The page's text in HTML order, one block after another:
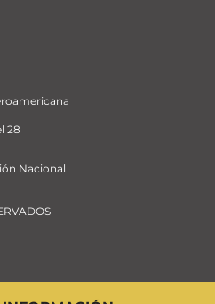
Ibero Ibero Ibero Ibero
28
Nacional